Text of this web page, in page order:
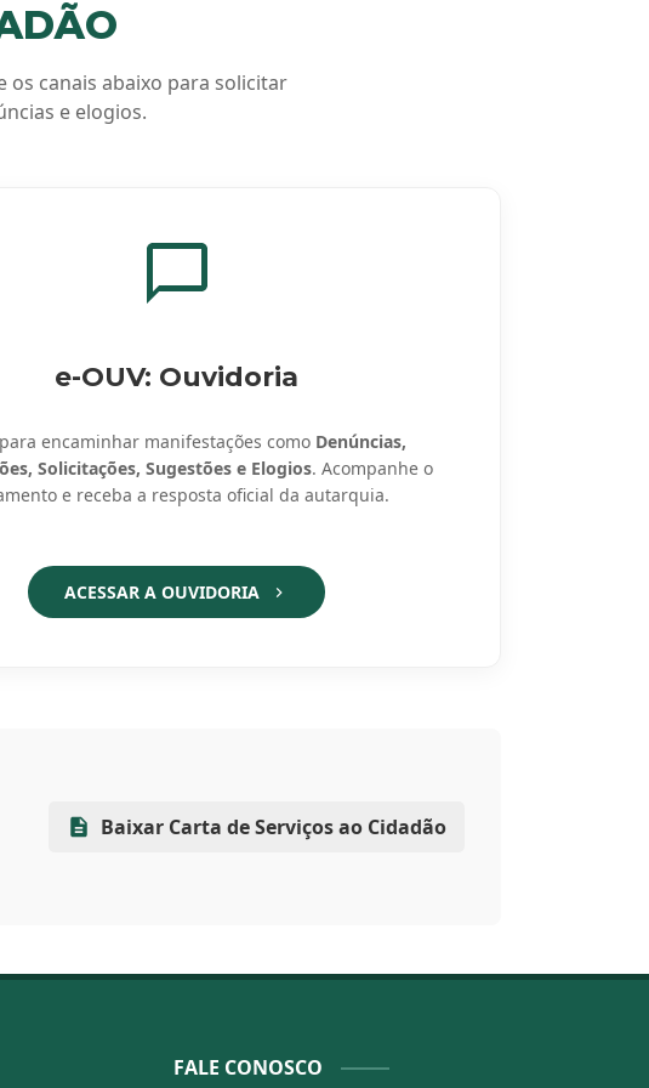
os canais abaixo para solicitar
e elogios.
e-OUV: Ouvidoria
encaminhar manifestações como Denúncias,
Solicitações, Sugestões e Elogios. Acompanhe o
e receba a resposta oficial da autarquia.
ACESSAR A OUVIDORIA
Baixar Carta de Serviços ao Cidadão
FALE CONOSCO